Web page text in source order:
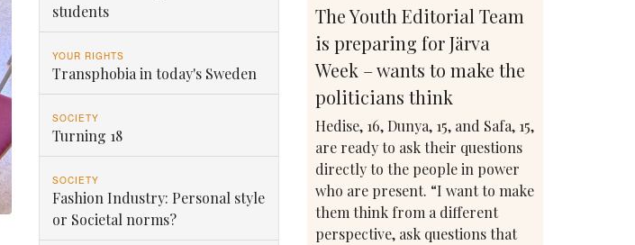
students
YOUR RIGHTS
Transphobia in today's Sweden
SOCIETY
Turning 18
SOCIETY
Fashion Industry: Personal style
or Societal norms?
The Youth Editorial Team
is preparing for Järva
Week – wants to make the
politicians think
Hedise, 16, Dunya, 15, and Safa, 15,
are ready to ask their questions
directly to the people in power
who are present. “I want to make
them think from a different
perspective, ask questions that